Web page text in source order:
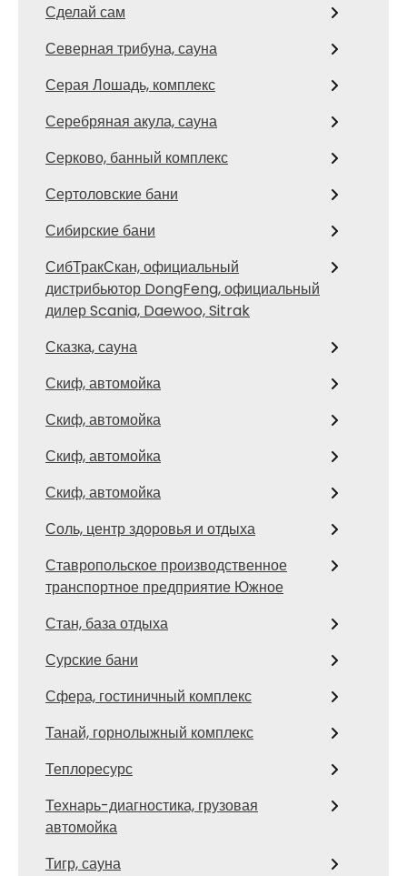
Сделай сам
Северная трибуна, сауна
Серая Лошадь, комплекс
Серебряная акула, сауна
Серково, банный комплекс
Сертоловские бани
Сибирские бани
СибТракСкан, официальный
дистрибьютор DongFeng, официальный
дилер Scania, Daewoo, Sitrak
Сказка, сауна
Скиф, автомойка
Скиф, автомойка
Скиф, автомойка
Скиф, автомойка
Соль, центр здоровья и отдыха
Ставропольское производственное
транспортное предприятие Южное
Стан, база отдыха
Сурские бани
Сфера, гостиничный комплекс
Танай, горнолыжный комплекс
Теплоресурс
Технарь-диагностика, грузовая
автомойка
Тигр, сауна